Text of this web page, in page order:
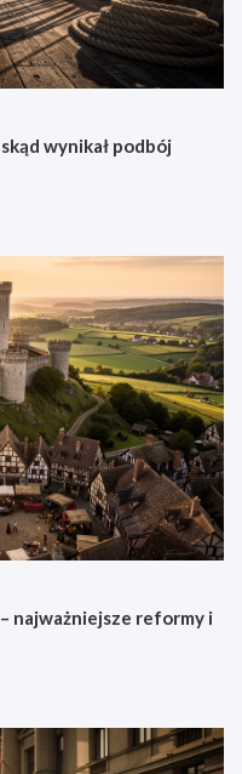
wynikał podbój
najważniejsze reformy i